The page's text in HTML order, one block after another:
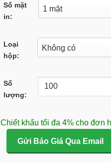
Số mặt
in:
Loại
hộp:
Số
lượng:
Chiết khấu tối đa 4% cho đơn
Gửi Báo Giá Qua Email